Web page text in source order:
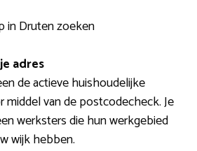
in Druten zoeken
adres
de actieve huishoudelijke
middel van de postcodecheck. Je
werksters die hun werkgebied
wijk hebben.